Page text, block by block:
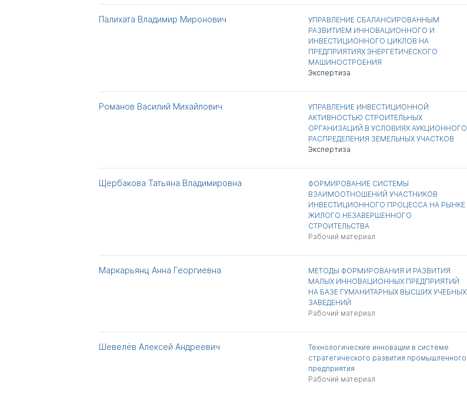
Палихата Владимир Миронович
УПРАВЛЕНИЕ СБАЛАНСИРОВАННЫМ
РАЗВИТИЕМ ИННОВАЦИОННОГО И
ИНВЕСТИЦИОННОГО ЦИКЛОВ НА
ПРЕДПРИЯТИЯХ ЭНЕРГЕТИЧЕСКОГО
МАШИНОСТРОЕНИЯ
Экспертиза
Романов Василий Михайлович
УПРАВЛЕНИЕ ИНВЕСТИЦИОННОЙ
АКТИВНОСТЬЮ СТРОИТЕЛЬНЫХ
ОРГАНИЗАЦИЙ В УСЛОВИЯХ АУКЦИОННОГО
РАСПРЕДЕЛЕНИЯ ЗЕМЕЛЬНЫХ УЧАСТКОВ
Экспертиза
Щербакова Татьяна Владимировна
ФОРМИРОВАНИЕ СИСТЕМЫ
ВЗАИМООТНОШЕНИЙ УЧАСТНИКОВ
ИНВЕСТИЦИОННОГО ПРОЦЕССА НА РЫНКЕ
ЖИЛОГО НЕЗАВЕРШЕННОГО
СТРОИТЕЛЬСТВА
Рабочий материал
Маркарьянц Анна Георгиевна
МЕТОДЫ ФОРМИРОВАНИЯ И РАЗВИТИЯ
МАЛЫХ ИННОВАЦИОННЫХ ПРЕДПРИЯТИЙ
НА БАЗЕ ГУМАНИТАРНЫХ ВЫСШИХ УЧЕБНЫХ
ЗАВЕДЕНИЙ
Рабочий материал
Шевелёв Алексей Андреевич
Технологические инновации в системе
стратегического развития промышленного
предприятия
Рабочий материал